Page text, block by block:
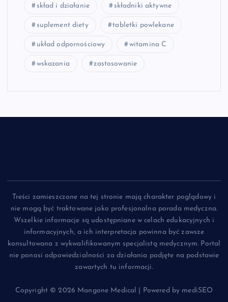
skład i działanie składniki aktywne
suplement diety tabletki powlekane
układ odpornościowy witamina C
wskazania zastosowanie
Treści zamieszczone na tej stronie mają charakter poglądowy i
nie mogą być traktowane jako profesjonalna porada medyczna.
Wszelkie informacje są udostępniane w celach edukacyjnych i
informacyjnych, a ich interpretacja powinna być zawsze
konsultowana z wykwalifikowanym specjalistą medycznym. Portal
nie ponosi odpowiedzialności za działania podjęte na podstawie
zawartych tu informacji.
Copyright © 2026 Mangone Medical | Powered by mediSEO